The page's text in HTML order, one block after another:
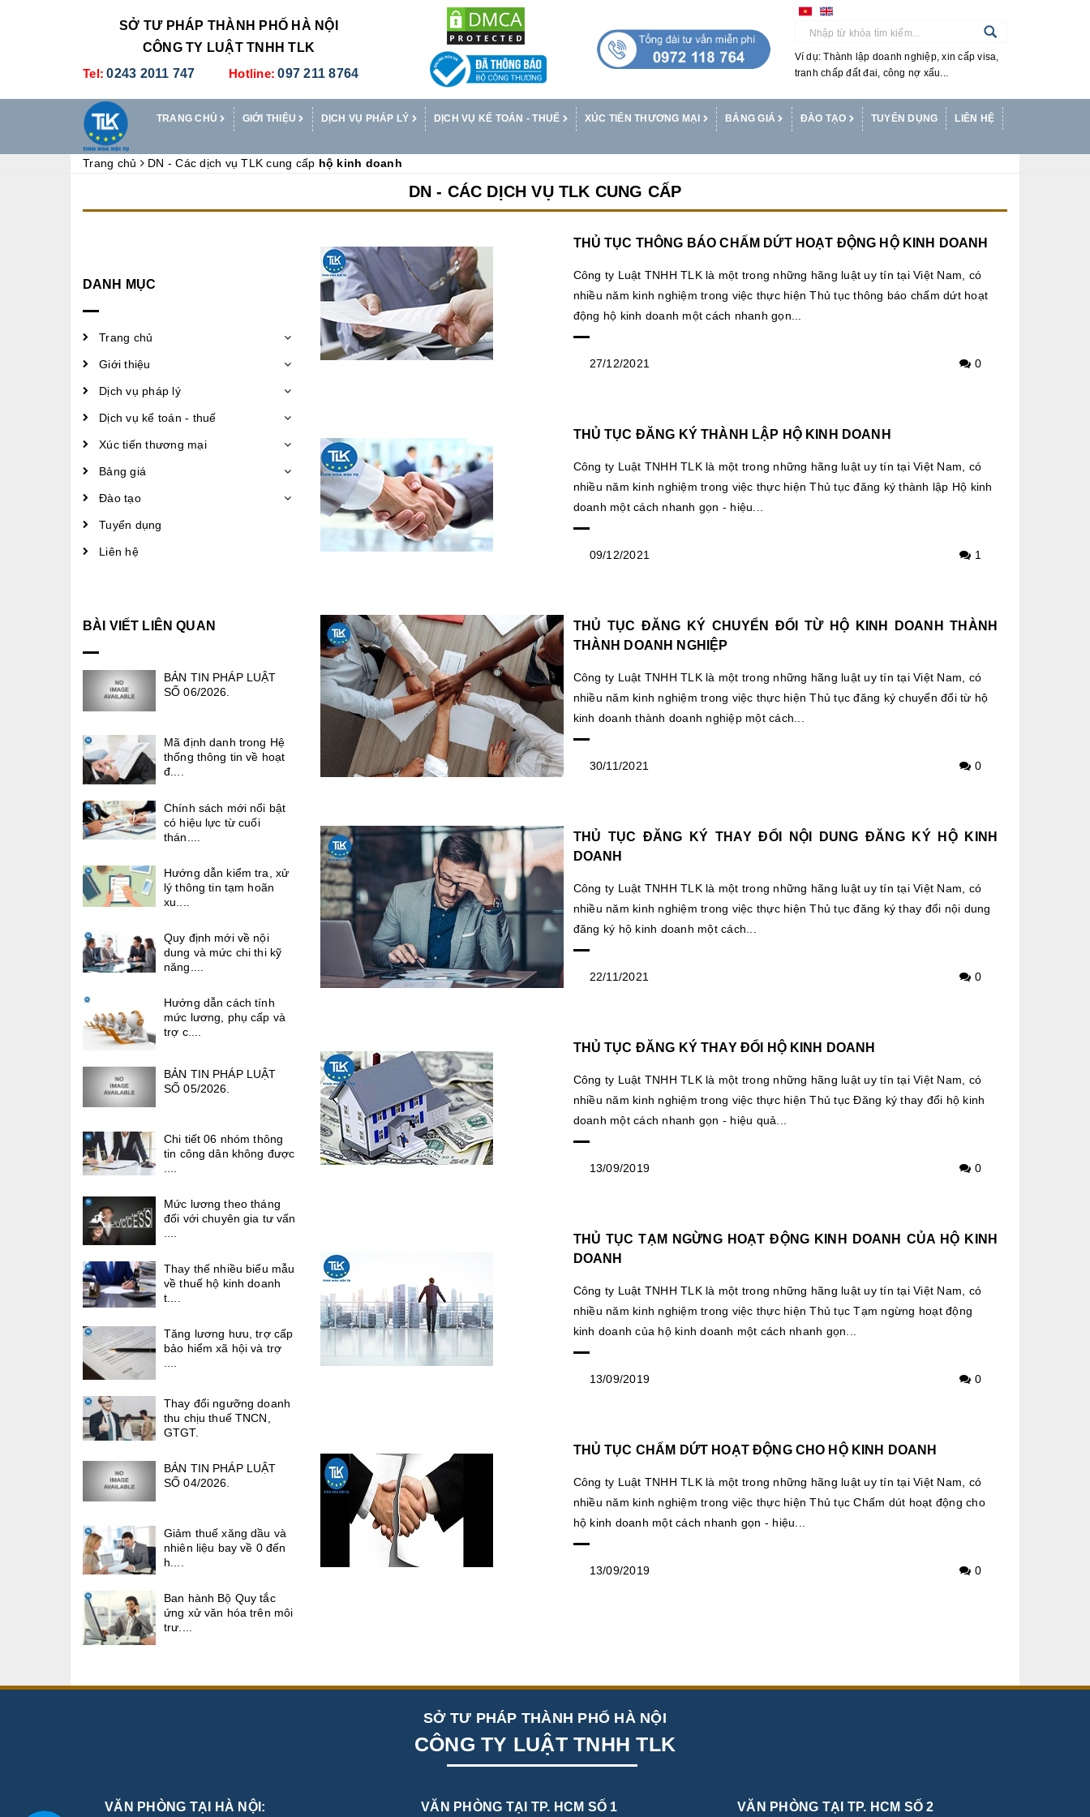
SỞ TƯ PHÁP THÀNH PHỐ HÀ NỘI
CÔNG TY LUẬT TNHH TLK
Tel: 0243 2011 747 Hotline: 097 211 8764
Ví dụ: Thành lập doanh nghiệp, xin cấp visa,
tranh chấp đất đai, công nợ xấu...
TRANG CHỦ GIỚI THIỆU DỊCH VỤ PHÁP LÝ DỊCH VỤ KẾ TOÁN - THUẾ XÚC TIẾN THƯƠNG MẠI BẢNG GIÁ ĐÀO TẠO TUYỂN DỤNG LIÊN HỆ
Trang chủ DN - Các dịch vụ TLK cung cấp hộ kinh doanh
DN - CÁC DỊCH VỤ TLK CUNG CẤP
THỦ TỤC THÔNG BÁO CHẤM DỨT HOẠT ĐỘNG HỘ KINH DOANH
Công ty Luật TNHH TLK là một trong những hãng luật uy tín tại Việt Nam, có
nhiều năm kinh nghiệm trong việc thực hiện Thủ tục thông báo chấm dứt hoạt
động hộ kinh doanh một cách nhanh gọn...
27/12/2021 0
THỦ TỤC ĐĂNG KÝ THÀNH LẬP HỘ KINH DOANH
Công ty Luật TNHH TLK là một trong những hãng luật uy tín tại Việt Nam, có
nhiều năm kinh nghiệm trong việc thực hiện Thủ tục đăng ký thành lập Hộ kinh
doanh một cách nhanh gọn - hiệu...
09/12/2021 1
THỦ TỤC ĐĂNG KÝ CHUYỂN ĐỔI TỪ HỘ KINH DOANH THÀNH
THÀNH DOANH NGHIỆP
Công ty Luật TNHH TLK là một trong những hãng luật uy tín tại Việt Nam, có
nhiều năm kinh nghiệm trong việc thực hiện Thủ tục đăng ký chuyển đổi từ hộ
kinh doanh thành doanh nghiệp một cách...
30/11/2021 0
THỦ TỤC ĐĂNG KÝ THAY ĐỔI NỘI DUNG ĐĂNG KÝ HỘ KINH
DOANH
Công ty Luật TNHH TLK là một trong những hãng luật uy tín tại Việt Nam, có
nhiều năm kinh nghiệm trong việc thực hiện Thủ tục đăng ký thay đổi nội dung
đăng ký hộ kinh doanh một cách...
22/11/2021 0
THỦ TỤC ĐĂNG KÝ THAY ĐỔI HỘ KINH DOANH
Công ty Luật TNHH TLK là một trong những hãng luật uy tín tại Việt Nam, có
nhiều năm kinh nghiệm trong việc thực hiện Thủ tục Đăng ký thay đổi hộ kinh
doanh một cách nhanh gọn - hiệu quả...
13/09/2019 0
THỦ TỤC TẠM NGỪNG HOẠT ĐỘNG KINH DOANH CỦA HỘ KINH
DOANH
Công ty Luật TNHH TLK là một trong những hãng luật uy tín tại Việt Nam, có
nhiều năm kinh nghiệm trong việc thực hiện Thủ tục Tạm ngừng hoạt động
kinh doanh của hộ kinh doanh một cách nhanh gọn...
13/09/2019 0
THỦ TỤC CHẤM DỨT HOẠT ĐỘNG CHO HỘ KINH DOANH
Công ty Luật TNHH TLK là một trong những hãng luật uy tín tại Việt Nam, có
nhiều năm kinh nghiệm trong việc thực hiện Thủ tục Chấm dút hoạt động cho
hộ kinh doanh một cách nhanh gọn - hiệu...
13/09/2019 0
DANH MỤC
Trang chủ
Giới thiệu
Dịch vụ pháp lý
Dịch vụ kế toán - thuế
Xúc tiến thương mại
Bảng giá
Đào tạo
Tuyển dụng
Liên hệ
BÀI VIẾT LIÊN QUAN
BẢN TIN PHÁP LUẬT
SỐ 06/2026.
Mã định danh trong Hệ
thống thông tin về hoạt
đ....
Chính sách mới nổi bật
có hiệu lực từ cuối
thán....
Hướng dẫn kiểm tra, xử
lý thông tin tạm hoãn
xu....
Quy định mới về nội
dung và mức chi thi kỹ
năng....
Hướng dẫn cách tính
mức lương, phụ cấp và
trợ c....
BẢN TIN PHÁP LUẬT
SỐ 05/2026.
Chi tiết 06 nhóm thông
tin công dân không được
Mức lương theo tháng
đối với chuyên gia tư vấn
Thay thế nhiều biểu mẫu
về thuế hộ kinh doanh
t....
Tăng lương hưu, trợ cấp
bảo hiểm xã hội và trợ
Thay đổi ngưỡng doanh
thu chịu thuế TNCN,
GTGT.
BẢN TIN PHÁP LUẬT
SỐ 04/2026.
Giảm thuế xăng dầu và
nhiên liệu bay về 0 đến
h....
Ban hành Bộ Quy tắc
ứng xử văn hóa trên môi
trư....
SỞ TƯ PHÁP THÀNH PHỐ HÀ NỘI
CÔNG TY LUẬT TNHH TLK
VĂN PHÒNG TẠI HÀ NỘI: VĂN PHÒNG TẠI TP. HCM SỐ 1 VĂN PHÒNG TẠI TP. HCM SỐ 2